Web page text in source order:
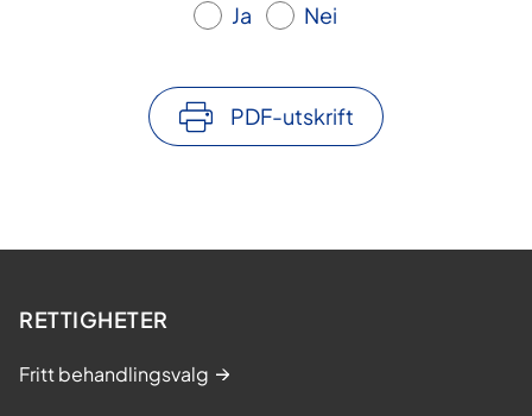
Ja Nei
PDF-utskrift
RETTIGHETER
Fritt behandlingsvalg